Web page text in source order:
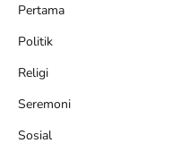
Pertama
Politik
Religi
Seremoni
Sosial